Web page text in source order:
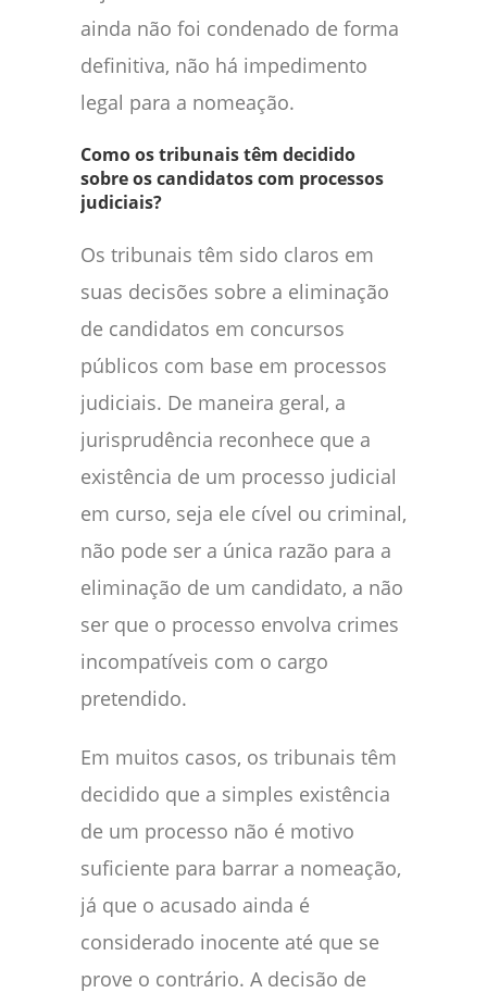
ainda não foi condenado de forma
definitiva, não há impedimento
legal para a nomeação.
Como os tribunais têm decidido
sobre os candidatos com processos
judiciais?
Os tribunais têm sido claros em
suas decisões sobre a eliminação
de candidatos em concursos
públicos com base em processos
judiciais. De maneira geral, a
jurisprudência reconhece que a
existência de um processo judicial
em curso, seja ele cível ou criminal,
não pode ser a única razão para a
eliminação de um candidato, a não
ser que o processo envolva crimes
incompatíveis com o cargo
pretendido.
Em muitos casos, os tribunais têm
decidido que a simples existência
de um processo não é motivo
suficiente para barrar a nomeação,
já que o acusado ainda é
considerado inocente até que se
prove o contrário. A decisão de